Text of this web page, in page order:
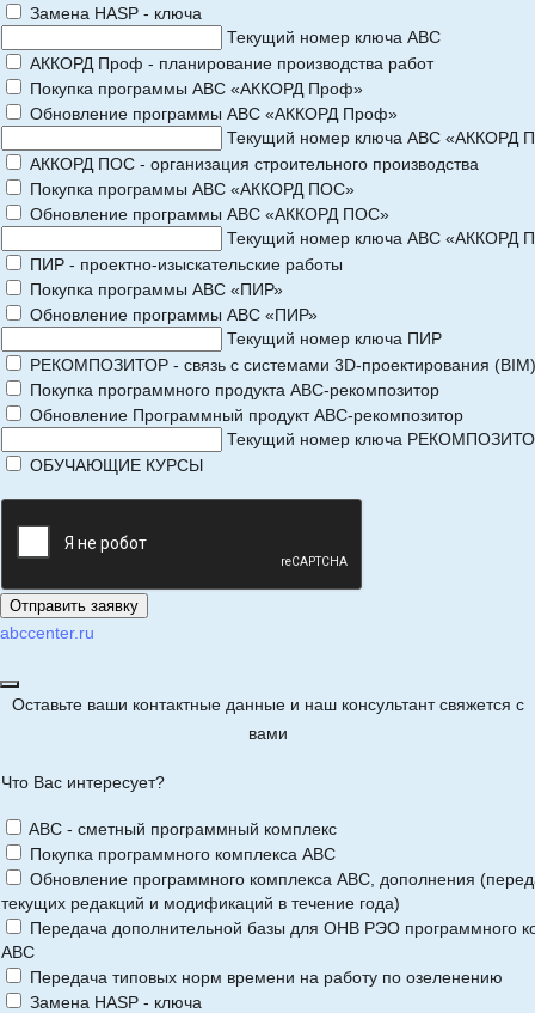
Замена HASP - ключа
Текущий номер ключа АВС
АККОРД Проф - планирование производства работ
Покупка программы АВС «АККОРД Проф»
Обновление программы АВС «АККОРД Проф»
Текущий номер ключа АВС «АККОРД
АККОРД ПОС - организация строительного производства
Покупка программы АВС «АККОРД ПОС»
Обновление программы АВС «АККОРД ПОС»
Текущий номер ключа АВС «АККОРД
ПИР - проектно-изыскательские работы
Покупка программы АВС «ПИР»
Обновление программы АВС «ПИР»
Текущий номер ключа ПИР
РЕКОМПОЗИТОР - связь с системами 3D-проектирования (BIM)
Покупка программного продукта АВС-рекомпозитор
Обновление Программный продукт АВС-рекомпозитор
Текущий номер ключа
ОБУЧАЮЩИЕ КУРСЫ
abccenter.ru
Оставьте ваши контактные данные и наш консультант свяжется с
вами
Что Вас интересует?
ABC - сметный программный комплекс
Покупка программного комплекса АВС
Обновление программного комплекса АВС, дополнения
текущих редакций и модификаций в течение года)
Передача дополнительной базы для ОНВ РЭО программного
АВС
Передача типовых норм времени на работу по озеленению
Замена HASP - ключа